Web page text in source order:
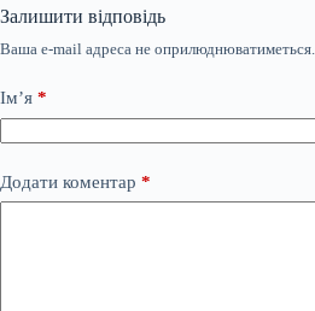
Залишити відповідь
Ваша e-mail адреса не оприлюднюватиметься.
Ім’я *
Додати коментар *